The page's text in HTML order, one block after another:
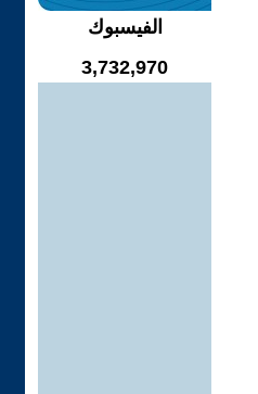
الفيسبوك
3,732,970